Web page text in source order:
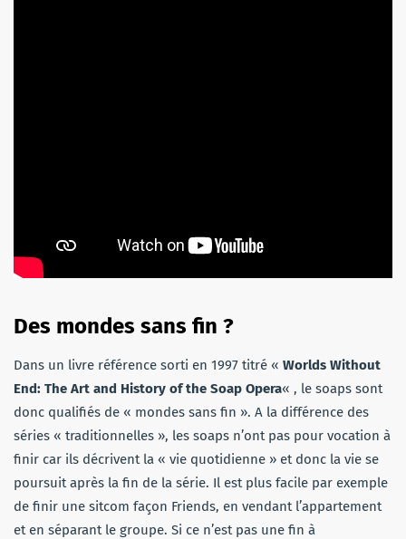
Des mondes sans fin ?
Dans un livre référence sorti en 1997 titré « Worlds Without
End: The Art and History of the Soap Opera« , le soaps sont
donc qualifiés de « mondes sans fin ». A la différence des
séries « traditionnelles », les soaps n’ont pas pour vocation à
finir car ils décrivent la « vie quotidienne » et donc la vie se
poursuit après la fin de la série. Il est plus facile par exemple
de finir une sitcom façon Friends, en vendant l’appartement
et en séparant le groupe. Si ce n’est pas une fin à